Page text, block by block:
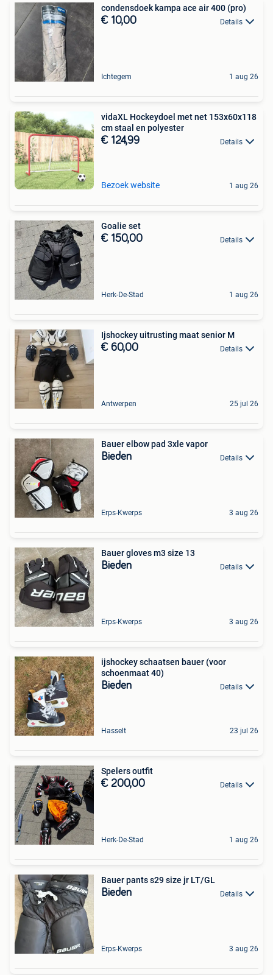
condensdoek kampa ace air 400 (pro)
€ 10,00 Details
Ichtegem 1 aug 26
vidaXL Hockeydoel met net 153x60x118
cm staal en polyester
€ 124,99 Details
Bezoek website 1 aug 26
Goalie set
€ 150,00 Details
Herk-De-Stad 1 aug 26
Ijshockey uitrusting maat senior M
€ 60,00 Details
Antwerpen 25 jul 26
Bauer elbow pad 3xle vapor
Bieden Details
Erps-Kwerps 3 aug 26
Bauer gloves m3 size 13
Bieden Details
Erps-Kwerps 3 aug 26
ijshockey schaatsen bauer (voor
schoenmaat 40)
Bieden Details
Hasselt 23 jul 26
Spelers outfit
€ 200,00 Details
Herk-De-Stad 1 aug 26
Bauer pants s29 size jr LT/GL
Bieden Details
Erps-Kwerps 3 aug 26